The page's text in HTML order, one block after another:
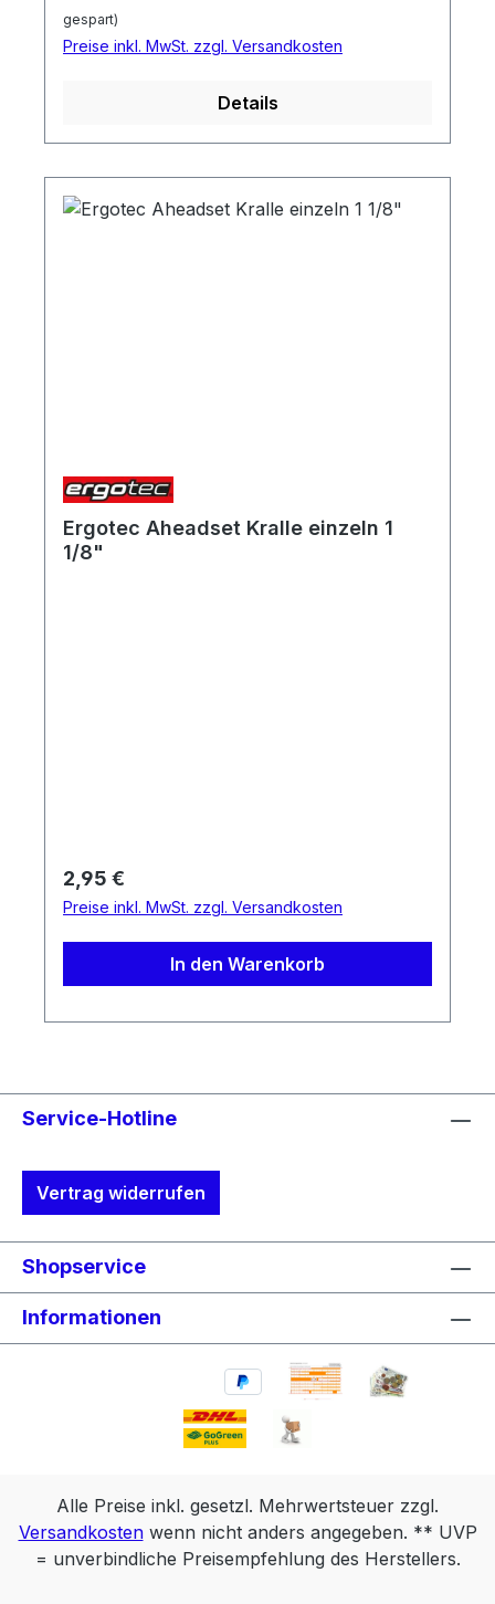
gespart)
Preise inkl. MwSt. zzgl. Versandkosten
Details
Ergotec Aheadset Kralle einzeln 1
1/8"
Regulärer Preis:
2,95 €
Preise inkl. MwSt. zzgl. Versandkosten
In den Warenkorb
Service-Hotline
Vertrag widerrufen
Shopservice
Informationen
Alle Preise inkl. gesetzl. Mehrwertsteuer zzgl.
Versandkostenwenn nicht anders angegeben. ** UVP
= unverbindliche Preisempfehlung des Herstellers.